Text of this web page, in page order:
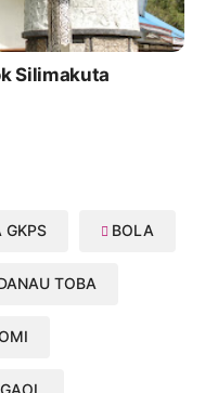
Silimakuta
GKPS BOLA
TOBA